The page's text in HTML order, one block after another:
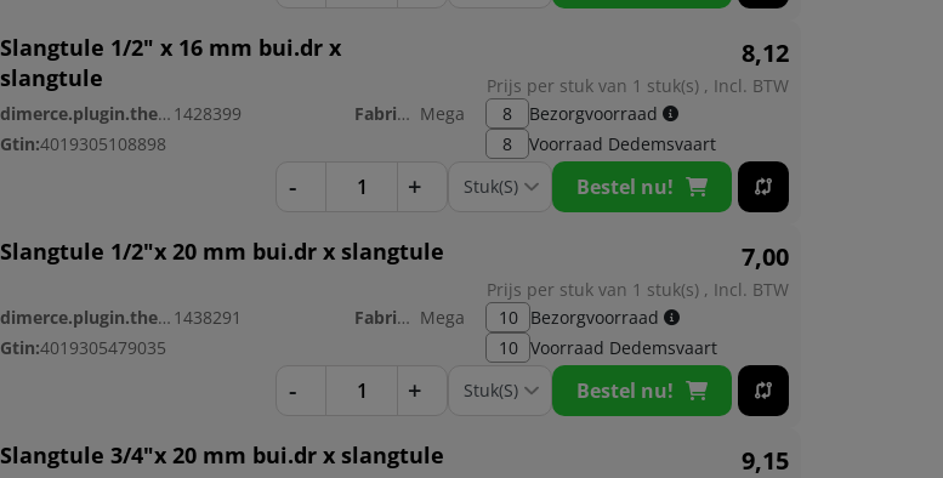
Slangtule 1/2" x 16 mm bui.dr x
slangtule
8,12
Prijs per stuk van 1 stuk(s) , Incl. BTW
dimerce.plugin.theme.productnr: 1428399 Fabrikant: Mega
Gtin:4019305108898
8
Bezorgvoorraad
8
Voorraad Dedemsvaart
- + Bestel nu!
Slangtule 1/2"x 20 mm bui.dr x slangtule 7,00
Prijs per stuk van 1 stuk(s) , Incl. BTW
dimerce.plugin.theme.productnr: 1438291 Fabrikant: Mega
Gtin:4019305479035
10
Bezorgvoorraad
10 Voorraad Dedemsvaart
- + Bestel nu!
Slangtule 3/4"x 20 mm bui.dr x slangtule 9,15